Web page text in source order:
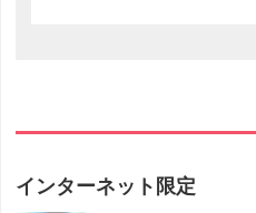
インターネット限定